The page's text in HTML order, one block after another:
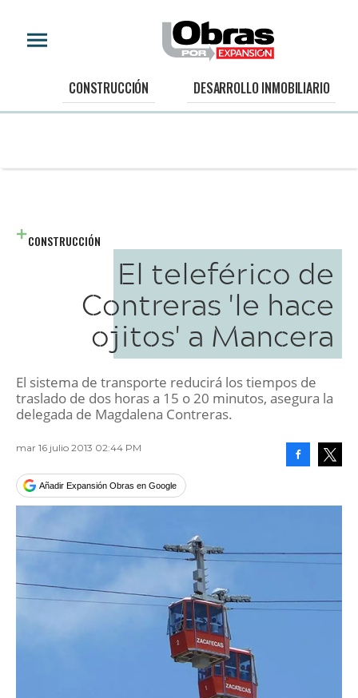
CONSTRUCCIÓN DESARROLLO INMOBILIARIO
CONSTRUCCIÓN
El teleférico de
Contreras 'le hace
ojitos' a Mancera
El sistema de transporte reducirá los tiempos de
traslado de dos horas a 15 o 20 minutos, asegura la
delegada de Magdalena Contreras.
mar 16 julio 2013 02:44 PM
Añadir Expansión Obras en Google